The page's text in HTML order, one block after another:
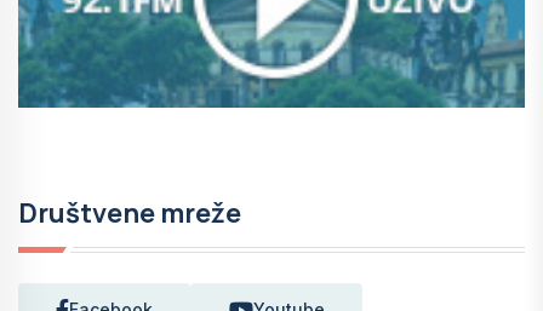
Društvene mreže